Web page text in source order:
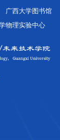
广西大学图书馆
物理实验中心